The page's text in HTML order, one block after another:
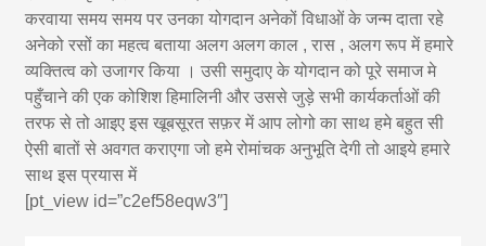
करवाया समय समय पर उनका योगदान अनेकों विधाओं के जन्म दाता रहे
अनेको रसों का महत्व बताया अलग अलग काल , रास , अलग रूप में हमारे
व्यक्तित्व को उजागर किया । उसी समुदाए के योगदान को पूरे समाज मे
पहुँचाने की एक कोशिश हिमालिनी और उससे जुड़े सभी कार्यकर्ताओं की
तरफ से तो आइए इस खूबसूरत सफ़र में आप लोगो का साथ हमे बहुत सी
ऐसी बातों से अवगत कराएगा जो हमे रोमांचक अनुभूति देगी तो आइये हमारे
साथ इस प्रयास में
[pt_view id=”c2ef58eqw3″]